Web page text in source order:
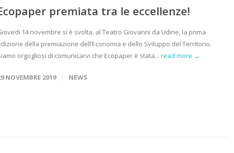
premiata tra le eccellenze!
14 novembre si è svolta, al Teatro Giovanni da Udine, la prima
della premiazione dell’Economia e dello Sviluppo del Territorio.
orgogliosi di comunicarvi che Ecopaper è stata... read more →
NOVEMBRE 2019 NEWS